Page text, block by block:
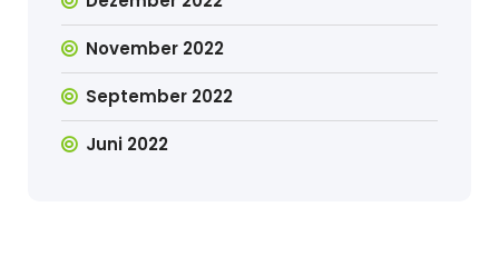
November 2022
September 2022
Juni 2022